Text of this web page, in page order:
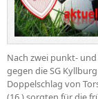
Nach zwei punkt-
gegen die SG
Doppelschlag von